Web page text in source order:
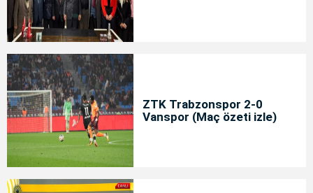
ZTK Trabzonspor 2-0
Vanspor (Maç özeti izle)